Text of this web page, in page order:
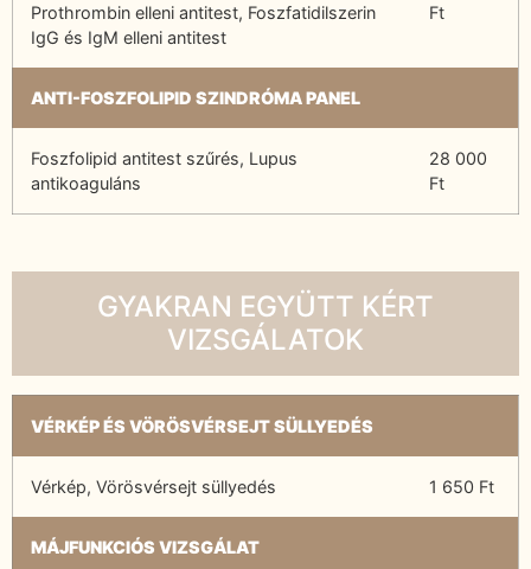
Prothrombin elleni antitest, Foszfatidilszerin
IgG és IgM elleni antitest
Ft
ANTI-FOSZFOLIPID SZINDRÓMA PANEL
Foszfolipid antitest szűrés, Lupus
antikoaguláns
28 000
Ft
GYAKRAN EGYÜTT KÉRT
VIZSGÁLATOK
VÉRKÉP ÉS VÖRÖSVÉRSEJT SÜLLYEDÉS
Vérkép, Vörösvérsejt süllyedés 1 650 Ft
MÁJFUNKCIÓS VIZSGÁLAT